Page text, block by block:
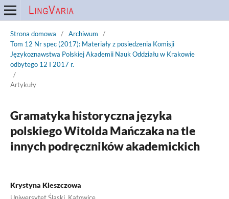
Strona domowa / Archiwum
/
Tom 12 Nr spec (2017): Materiały z posiedzenia Komisji
Językoznawstwa Polskiej Akademii Nauk Oddziału w Krakowie
odbytego 12 I 2017 r.
/
Artykuły
Gramatyka historyczna języka
polskiego Witolda Mańczaka na tle
innych podręczników akademickich
Krystyna Kleszczowa